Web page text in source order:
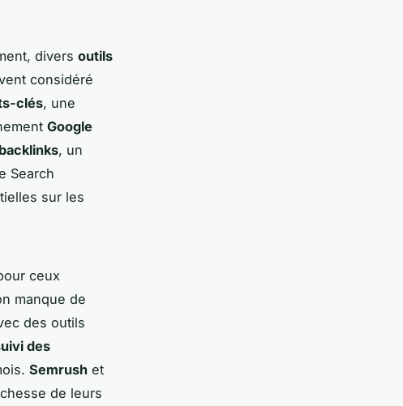
divers outils
considéré
clés, une
Google
, un
Search
sur les
ceux
manque de
des outils
des
Semrush et
de leurs